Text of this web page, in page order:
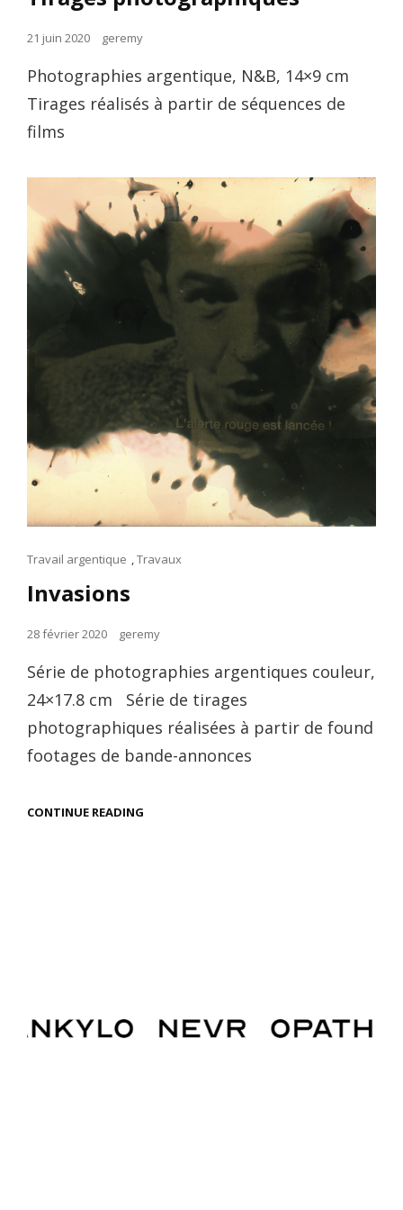
Posted
21 juin 2020 geremy
Photographies argentique, N&B, 14×9 cm
Tirages réalisés à partir de séquences de
films
Cat
Travail argentique ,Travaux
Invasions
Posted
28 février 2020 geremy
Série de photographies argentiques couleur,
24×17.8 cm Série de tirages
photographiques réalisées à partir de found
footages de bande-annonces
CONTINUE READING